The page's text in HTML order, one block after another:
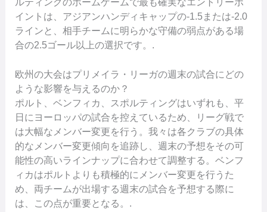
イントは、アジアンハンディキャップの-1.5または-2.0
ラインと、相手チームに明らかな守備の弱点がある場
合の2.5ゴール以上の選択です。.
欧州の大会はプリメイラ・リーガの週末の試合にどの
ような影響を与えるのか？
ポルト、ベンフィカ、スポルティングはいずれも、平
日にヨーロッパの試合を控えているため、リーグ戦で
は大幅なメンバー変更を行う。我々は各クラブの具体
的なメンバー変更傾向を追跡し、週末の予想をその可
能性の高いラインナップに合わせて調整する。ベンフ
ィカはポルトよりも積極的にメンバー変更を行うた
め、両チームが出場する週末の試合を予想する際に
は、この点が重要となる。.